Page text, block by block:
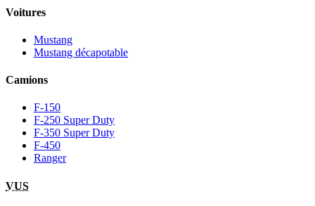
Voitures
Mustang
Mustang décapotable
Camions
F-150
F-250 Super Duty
F-350 Super Duty
F-450
Ranger
VUS